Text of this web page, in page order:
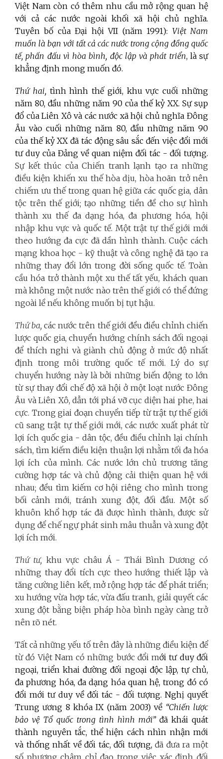
Việt Nam còn có thêm nhu cầu mở rộng quan hệ
với cả các nước ngoài khối xã hội chủ nghĩa.
Tuyên bố của Đại hội VII (năm 1991): Việt Nam
muốn là bạn với tất cả các nước trong cộng đồng quốc
tế, phấn đấu vì hòa bình, độc lập và phát triển, là sự
khẳng định mong muốn đó.
Thứ hai, tình hình thế giới, khu vực cuối những
năm 80, đầu những năm 90 của thế kỷ XX. Sự sụp
đổ của Liên Xô và các nước xã hội chủ nghĩa Đông
Âu vào cuối những năm 80, đầu những năm 90
của thế kỷ XX đã tác động sâu sắc đến việc đổi mới
tư duy của Đảng về quan niệm đối tác - đối tượng.
Sự kết thúc của Chiến tranh lạnh tạo ra những
điều kiện khiến xu thế hòa dịu, hòa hoãn trở nên
chiếm ưu thế trong quan hệ giữa các quốc gia, dân
tộc trên thế giới; tạo những tiền đề cho sự hình
thành xu thế đa dạng hóa, đa phương hóa, hội
nhập khu vực và quốc tế. Một trật tự thế giới mới
theo hướng đa cực đã dần hình thành. Cuộc cách
mạng khoa học - kỹ thuật và công nghệ đã tạo ra
những thay đổi lớn trong đời sống quốc tế. Toàn
cầu hóa trở thành một xu thế tất yếu, khách quan
mà không một nước nào trên thế giới có thể đứng
ngoài lề nếu không muốn bị tụt hậu.
Thứ ba, các nước trên thế giới đều điều chỉnh chiến
lược quốc gia, chuyển hướng chính sách đối ngoại
để thích nghi và giành chủ động ở mức độ nhất
định trong môi trường quốc tế mới. Lý do sự
chuyển hướng này là bởi những biến động to lớn
từ sự thay đổi chế độ xã hội ở một loạt nước Đông
Âu và Liên Xô, dẫn tới phá vỡ cục diện hai phe, hai
cực. Trong giai đoạn chuyển tiếp từ trật tự thế giới
cũ sang trật tự thế giới mới, các nước xuất phát từ
lợi ích quốc gia - dân tộc, đều điều chỉnh lại chính
sách, tìm kiếm điều kiện thuận lợi nhằm tối đa hóa
lợi ích của mình. Các nước lớn chủ trương tăng
cường hợp tác và chủ động cải thiện quan hệ với
nhau; đều tìm kiếm cơ hội riêng cho mình trong
bối cảnh mới, tránh xung đột, đối đầu. Một số
khuôn khổ hợp tác đã được hình thành, được sử
dụng để chế ngự phát sinh mâu thuẫn và xung đột
lợi ích mới.
Thứ tư, khu vực châu Á - Thái Bình Dương có
những thay đổi tích cực theo hướng thiết lập và
tăng cường liên kết, mở rộng hợp tác để phát triển;
xu hướng vừa hợp tác, vừa đấu tranh, giải quyết các
xung đột bằng biện pháp hòa bình ngày càng trở
nên rõ nét.
Tất cả những yếu tố trên đây là những điều kiện để
từ đó Việt Nam có những bước đổi mới tư duy đối
ngoại, triển khai đường đối ngoại độc lập, tự chủ,
đa phương hóa, đa dạng hóa quan hệ, trong đó có
đổi mới tư duy về đối tác - đối tượng. Nghị quyết
Trung ương 8 khóa IX (năm 2003) về “Chiến lược
bảo vệ Tổ quốc trong tình hình mới”đã khái quát
thành nguyên tắc, thể hiện cách nhìn nhận mới
và thống nhất về đối tác, đối tượng, đã đưa ra một
số phương châm chỉ đạo trong việc xác định đối